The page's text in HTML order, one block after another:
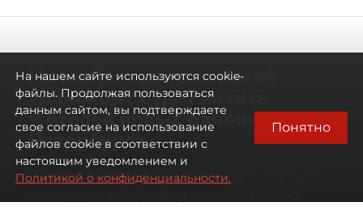
Не метро единым: какой
транспорт будет возить
жителей новых районов
Петербурга
Развитие метро в Петербурге отстало
от темпов застройки окраин города
На нашем сайте используются cookie-
файлы. Продолжая пользоваться
данным сайтом, вы подтверждаете
свое согласие на использование
файлов cookie в соответствии с
настоящим уведомлением и
Политикой о конфиденциальности.
Понятно